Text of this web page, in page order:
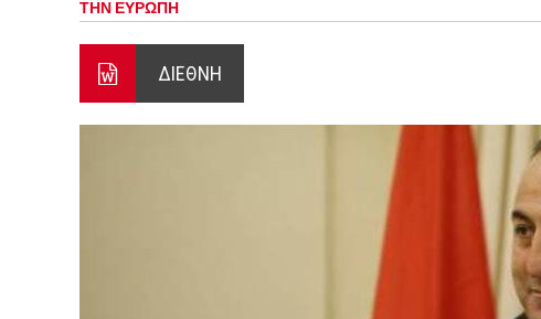
ΤΗΝ ΕΥΡΩΠΗ
ΔΙΕΘΝΗ